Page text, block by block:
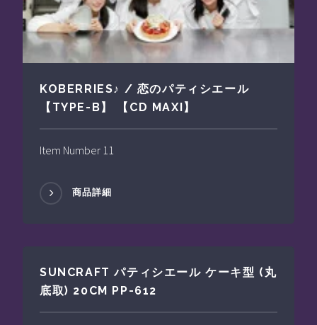
KOBERRIES♪ / 恋のパティシエール
【TYPE-B】 【CD MAXI】
Item Number 11
商品詳細
SUNCRAFT パティシエール ケーキ型 (丸
底取) 20CM PP-612